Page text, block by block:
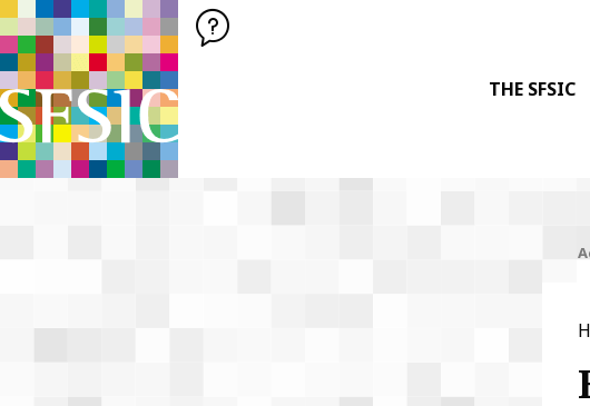
SFSIC SOCIÉTÉ FRANÇAISE DES SCIENCES DE L'INFORMATION & DE LA
Société Française des Sciences de
THE SFSIC